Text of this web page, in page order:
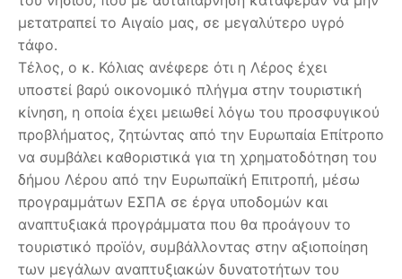
μετατραπεί το Αιγαίο μας, σε μεγαλύτερο υγρό
τάφο.
Τέλος, ο κ. Κόλιας ανέφερε ότι η Λέρος έχει
υποστεί βαρύ οικονομικό πλήγμα στην τουριστική
κίνηση, η οποία έχει μειωθεί λόγω του προσφυγικού
προβλήματος, ζητώντας από την Ευρωπαία Επίτροπο
να συμβάλει καθοριστικά για τη χρηματοδότηση του
δήμου Λέρου από την Ευρωπαϊκή Επιτροπή, μέσω
προγραμμάτων ΕΣΠΑ σε έργα υποδομών και
αναπτυξιακά προγράμματα που θα προάγουν το
τουριστικό προϊόν, συμβάλλοντας στην αξιοποίηση
των μεγάλων αναπτυξιακών δυνατοτήτων του